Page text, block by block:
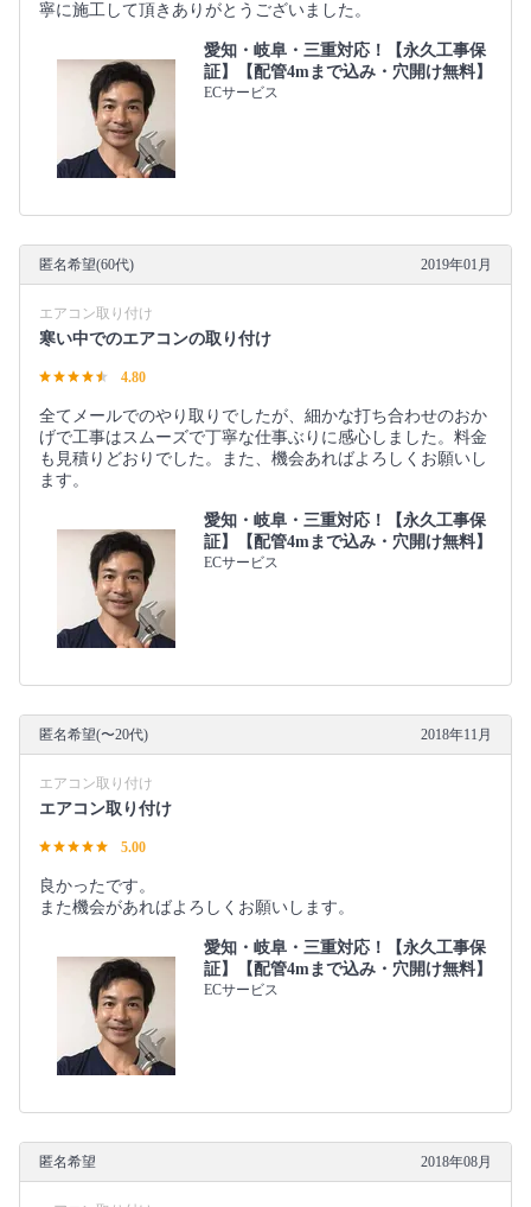
寧に施工して頂きありがとうございました。
愛知・岐阜・三重対応！【永久工事保
証】【配管4mまで込み・穴開け無料】
ECサービス
匿名希望(60代) 2019年01月
エアコン取り付け
寒い中でのエアコンの取り付け
4.80
全てメールでのやり取りでしたが、細かな打ち合わせのおか
げで工事はスムーズで丁寧な仕事ぶりに感心しました。料金
も見積りどおりでした。また、機会あればよろしくお願いし
ます。
愛知・岐阜・三重対応！【永久工事保
証】【配管4mまで込み・穴開け無料】
ECサービス
匿名希望(〜20代) 2018年11月
エアコン取り付け
エアコン取り付け
5.00
良かったです。
また機会があればよろしくお願いします。
愛知・岐阜・三重対応！【永久工事保
証】【配管4mまで込み・穴開け無料】
ECサービス
匿名希望 2018年08月